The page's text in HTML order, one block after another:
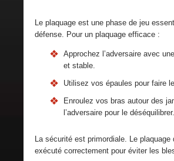
Le plaquage est une phase de jeu
défense. Pour un plaquage efficace :
Approchez l’adversaire avec
et stable.
Utilisez vos épaules pour faire
Enroulez vos bras autour des
l’adversaire pour le déséquilibrer.
La sécurité est primordiale. Le plaquage
exécuté correctement pour éviter les